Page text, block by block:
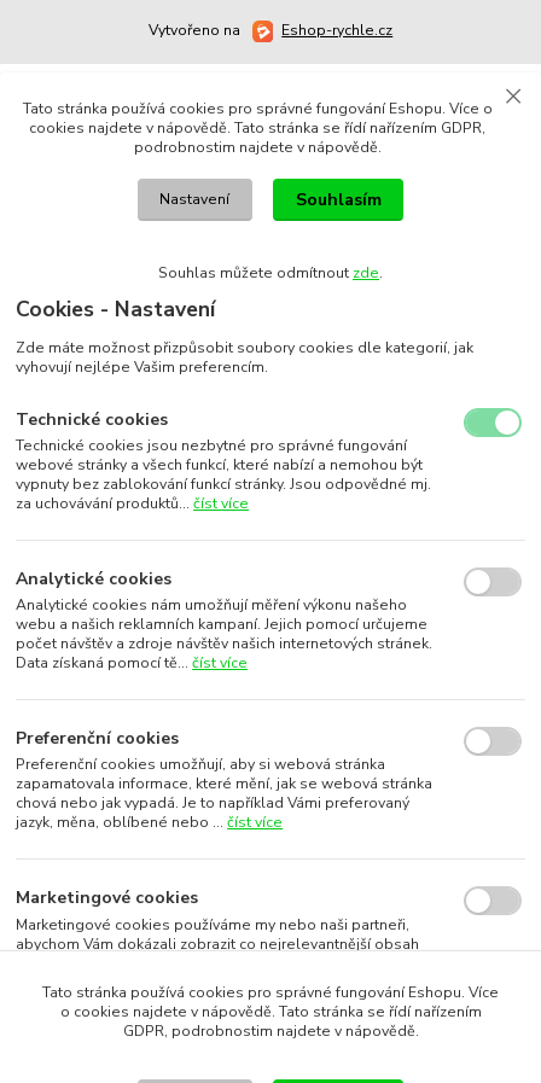
Vytvořeno na Eshop-rychle.cz
Tato stránka používá cookies pro správné fungování Eshopu. Více o
cookies najdete v nápovědě. Tato stránka se řídí nařízením GDPR,
podrobnostim najdete v nápovědě.
Nastavení Souhlasím
Souhlas můžete odmítnout zde.
Cookies - Nastavení
Zde máte možnost přizpůsobit soubory cookies dle kategorií, jak
vyhovují nejlépe Vašim preferencím.
Technické cookies
Technické cookies jsou nezbytné pro správné fungování
webové stránky a všech funkcí, které nabízí a nemohou být
vypnuty bez zablokování funkcí stránky. Jsou odpovědné mj.
za uchovávání produktů...číst více
Analytické cookies
Analytické cookies nám umožňují měření výkonu našeho
webu a našich reklamních kampaní. Jejich pomocí určujeme
počet návštěv a zdroje návštěv našich internetových stránek.
Data získaná pomocí tě...číst více
Preferenční cookies
Preferenční cookies umožňují, aby si webová stránka
zapamatovala informace, které mění, jak se webová stránka
chová nebo jak vypadá. Je to například Vámi preferovaný
jazyk, měna, oblíbené nebo ...číst více
Marketingové cookies
Marketingové cookies používáme my nebo naši partneři,
abychom Vám dokázali zobrazit co nejrelevantnější obsah
subjektů. To je možn... číst více
Tato stránka používá cookies pro správné fungování Eshopu. Více
o cookies najdete v nápovědě. Tato stránka se řídí nařízením
GDPR, podrobnostim najdete v nápovědě.